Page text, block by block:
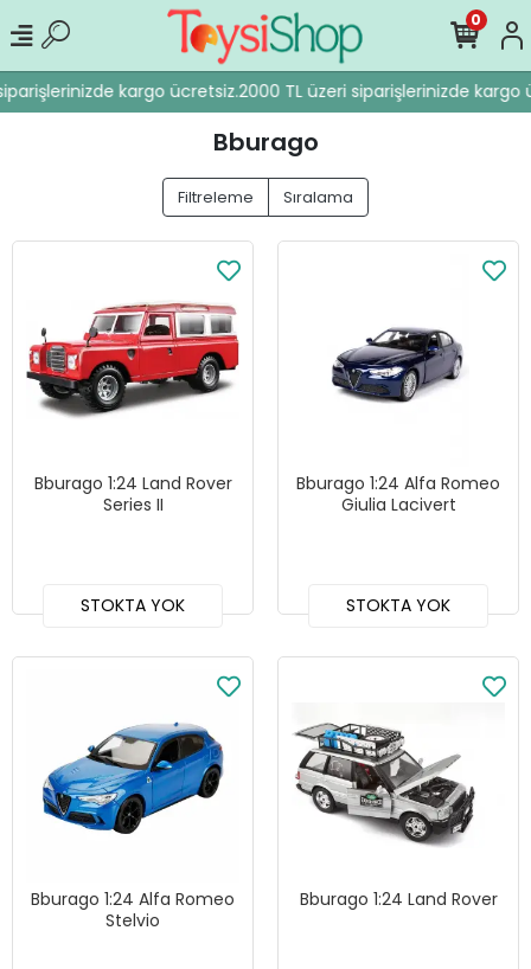
kargo ücretsiz.2000 TL üzeri siparişlerinizde kargo
0
Bburago
Filtreleme Sıralama
Bburago 1:24 Land Rover
Series II
STOKTA YOK
Bburago 1:24 Alfa Romeo
Giulia Lacivert
STOKTA YOK
Bburago 1:24 Alfa Romeo
Stelvio
Bburago 1:24 Land Rover